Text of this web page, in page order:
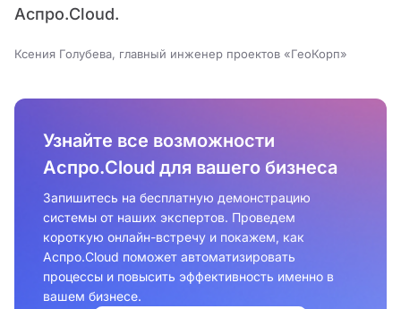
Аспро.Cloud.
Ксения Голубева, главный инженер проектов «ГеоКорп»
Узнайте все возможности
Аспро.Cloud для вашего бизнеса
Запишитесь на бесплатную демонстрацию
системы от наших экспертов. Проведем
короткую онлайн-встречу и покажем, как
Аспро.Cloud поможет автоматизировать
процессы и повысить эффективность именно в
вашем бизнесе.